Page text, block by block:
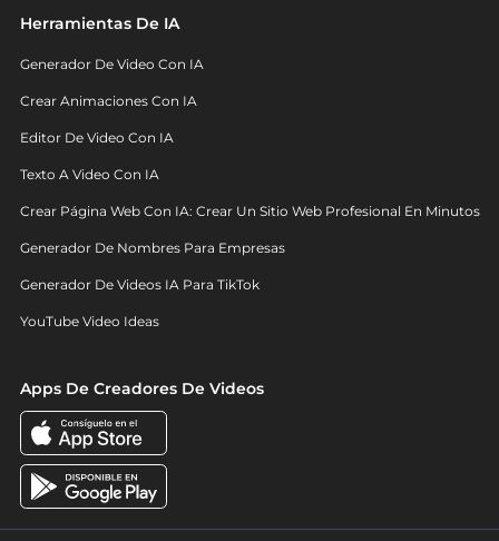
Herramientas De IA
Generador De Video Con IA
Crear Animaciones Con IA
Editor De Video Con IA
Texto A Video Con IA
Crear Página Web Con IA: Crear Un Sitio Web Profesional En Minutos
Generador De Nombres Para Empresas
Generador De Videos IA Para TikTok
YouTube Video Ideas
Apps De Creadores De Videos